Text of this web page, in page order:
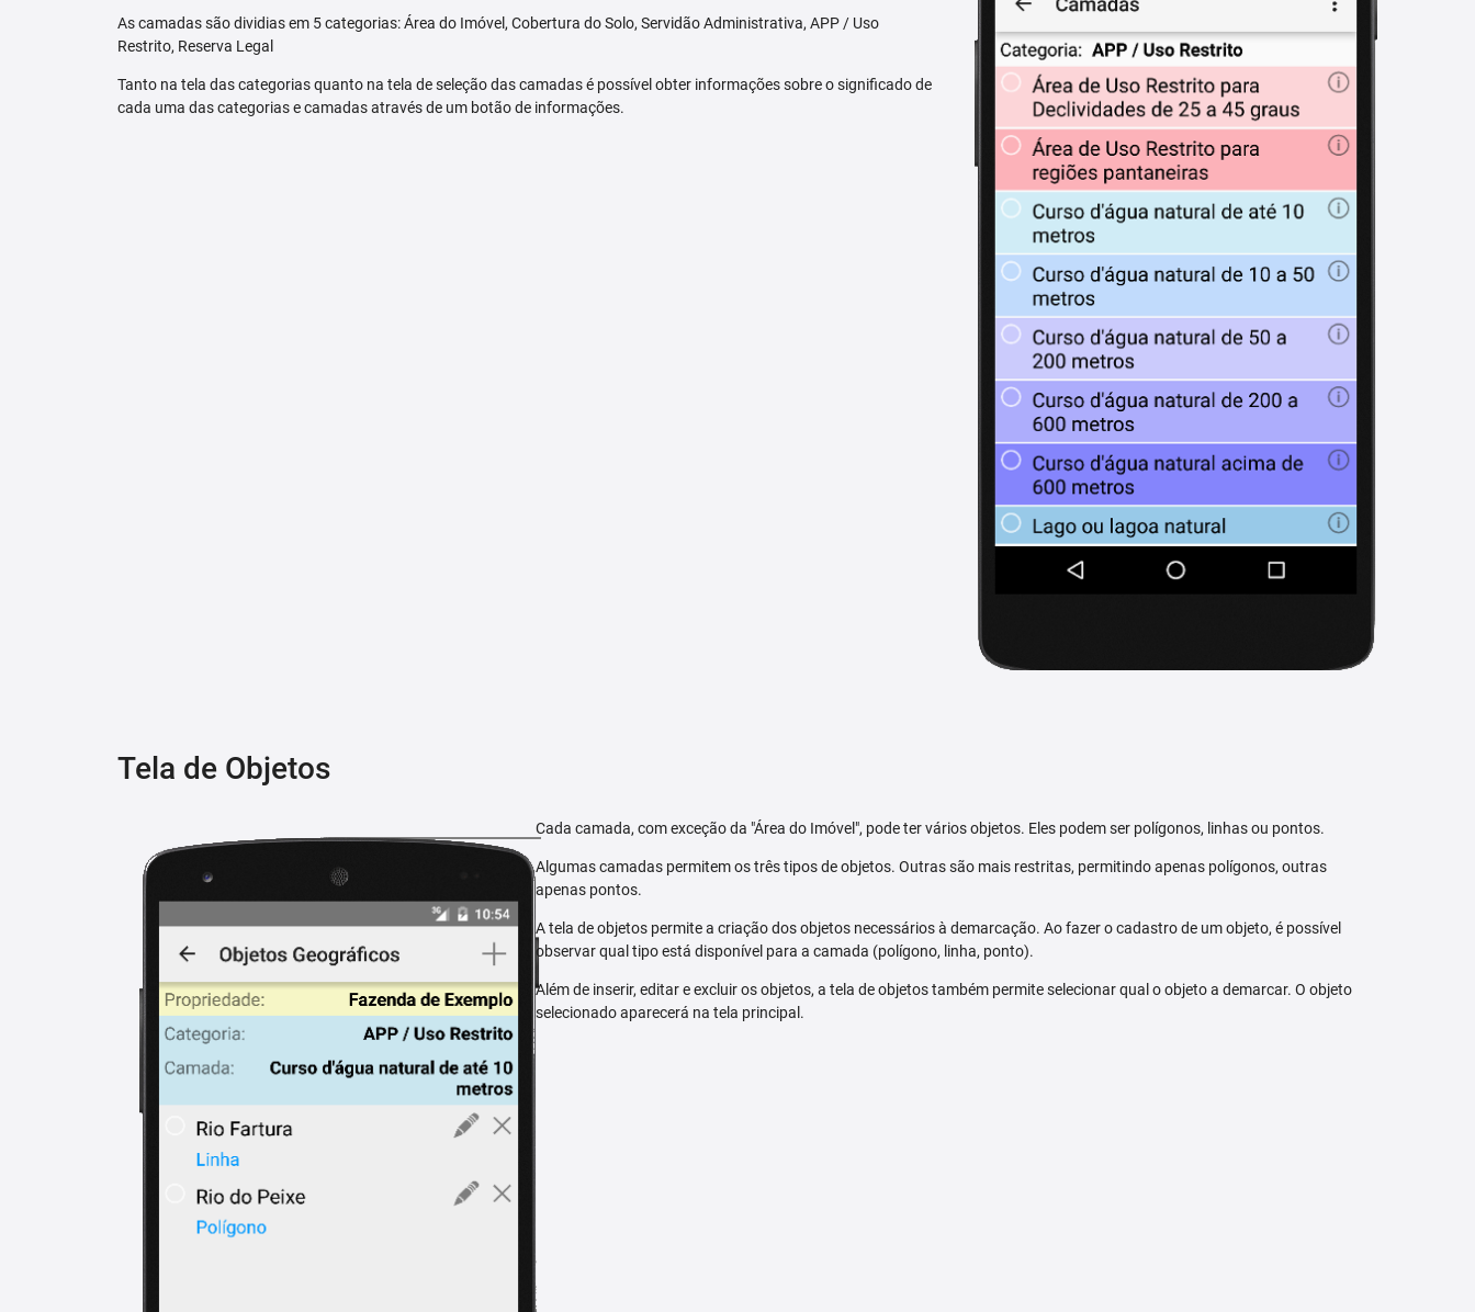
As camadas são dividias em 5 categorias: Área do Imóvel, Cobertura do Solo, Servidão Administrativa, APP / Uso
Restrito, Reserva Legal
Tanto na tela das categorias quanto na tela de seleção das camadas é possível obter informações sobre o significado de
cada uma das categorias e camadas através de um botão de informações.
Tela de Objetos
Cada camada, com exceção da "Área do Imóvel", pode ter vários objetos. Eles podem ser polígonos, linhas ou pontos.
Algumas camadas permitem os três tipos de objetos. Outras são mais restritas, permitindo apenas polígonos, outras
apenas pontos.
A tela de objetos permite a criação dos objetos necessários à demarcação. Ao fazer o cadastro de um objeto, é possível
observar qual tipo está disponível para a camada (polígono, linha, ponto).
Além de inserir, editar e excluir os objetos, a tela de objetos também permite selecionar qual o objeto a demarcar. O objeto
selecionado aparecerá na tela principal.